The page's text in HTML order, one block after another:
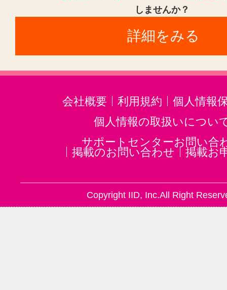
しませんか？
詳細をみる
会社概要 利用規約
個人情報
個人情報の取扱いについ
サポートセンターお問い合
掲載のお問い合わせ
掲載お
Copyright IID, Inc.All Right